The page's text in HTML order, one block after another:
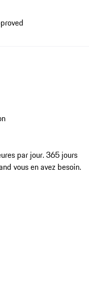
par jour. 365 jours
vous en avez besoin.